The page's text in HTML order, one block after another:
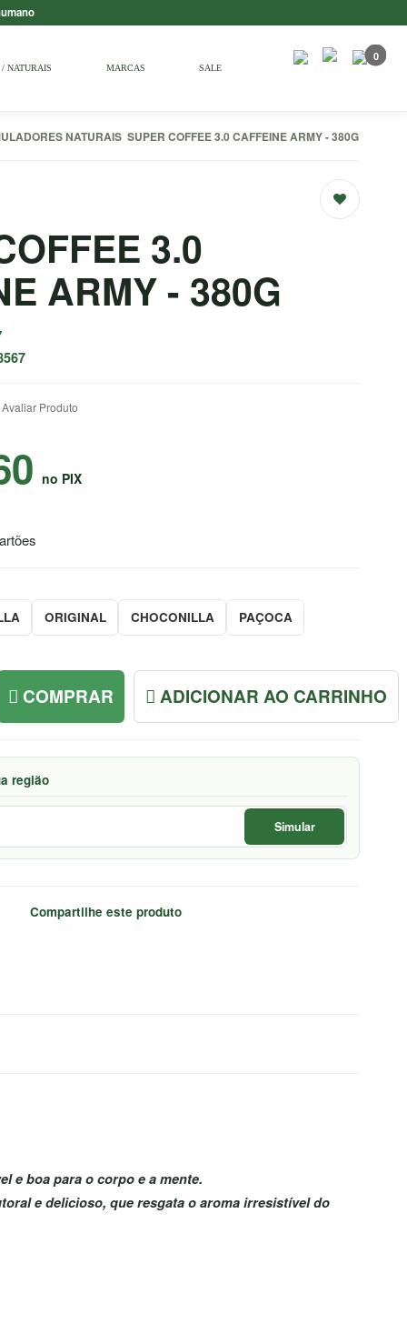
NATURAIS MARCAS SALE
0
NATURAIS SUPER COFFEE 3.0 CAFFEINE ARMY - 380G
3.0
ARMY - 380G
Avaliar Produto
no PIX
ORIGINAL CHOCONILLA PAÇOCA
COMPRAR ADICIONAR AO CARRINHO
região
Simular
Compartilhe este produto
e boa para o corpo e a mente.
e delicioso, que resgata o aroma irresistível do